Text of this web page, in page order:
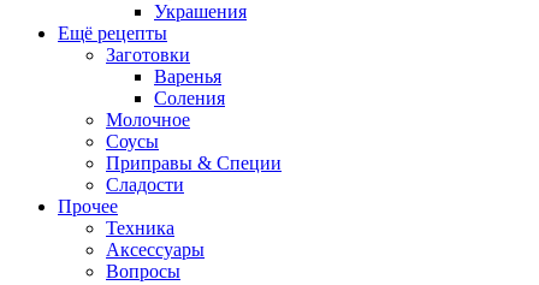
Украшения
Ещё рецепты
Заготовки
Варенья
Соления
Молочное
Соусы
Приправы & Специи
Сладости
Прочее
Техника
Аксессуары
Вопросы